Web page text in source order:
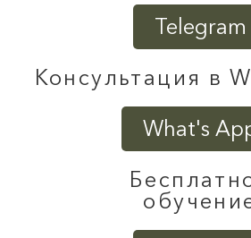
Telegram
Консультация в
What's